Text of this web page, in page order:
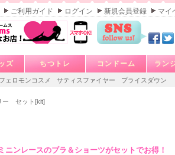
ご利用ガイド ログイン 新規会員登録 マイ
ズ ちつトレ コンドーム ラン
フェロモンコスメ サティスファイヤー プライスダウン
ー セット[kit]
ニンレースのブラ＆ショーツがセットでお得！